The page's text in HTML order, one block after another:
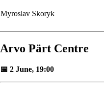
Myroslav Skoryk
Arvo Pärt Centre
📅 2 June, 19:00